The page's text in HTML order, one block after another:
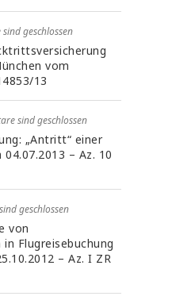
geschlossen
vom
13
sind geschlossen
„Antritt“ einer
– Az. 10
geschlossen
von
Flugreisebuchung
– Az. I ZR